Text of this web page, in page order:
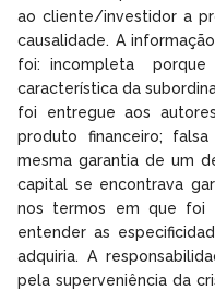
ao cliente/investidor a
causalidade. A
foi: incompleta porque
característica da
foi entregue aos
produto financeiro;
mesma garantia de um
capital se encontrava
nos termos em que foi
entender as
adquiria. A
pela superveniência da